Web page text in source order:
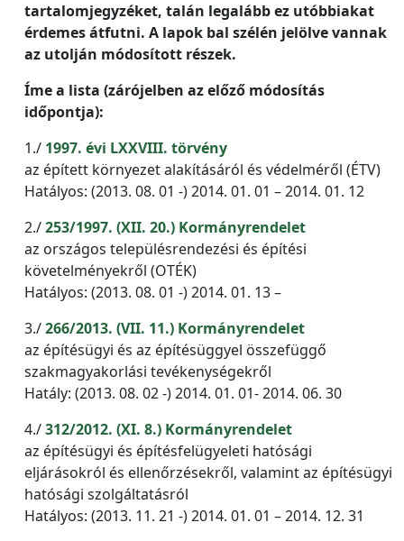
tartalomjegyzéket, talán legalább ez utóbbiakat
érdemes átfutni. A lapok bal szélén jelölve vannak
az utolján módosított részek.
Íme a lista (zárójelben az előző módosítás
időpontja):
1./ 1997. évi LXXVIII. törvény
az épített környezet alakításáról és védelméről (ÉTV)
Hatályos: (2013. 08. 01 -) 2014. 01. 01 – 2014. 01. 12
2./253/1997. (XII. 20.) Kormányrendelet
az országos településrendezési és építési
követelményekről (OTÉK)
Hatályos: (2013. 08. 01 -) 2014. 01. 13 –
3./266/2013. (VII. 11.) Kormányrendelet
az építésügyi és az építésüggyel összefüggő
szakmagyakorlási tevékenységekről
Hatály: (2013. 08. 02 -) 2014. 01. 01- 2014. 06. 30
4./312/2012. (XI. 8.) Kormányrendelet
az építésügyi és építésfelügyeleti hatósági
eljárásokról és ellenőrzésekről, valamint az építésügyi
hatósági szolgáltatásról
Hatályos: (2013. 11. 21 -) 2014. 01. 01 – 2014. 12. 31